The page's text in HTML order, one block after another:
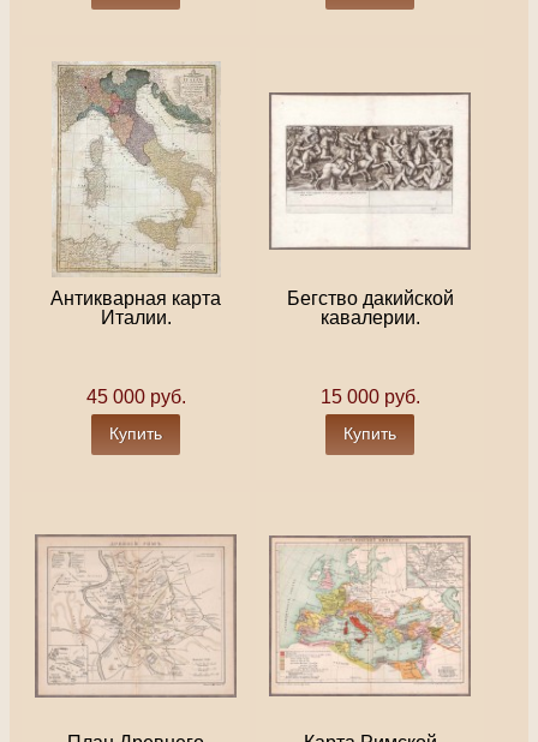
Антикварная карта
Италии.
45 000 руб.
Купить
Бегство дакийской
кавалерии.
15 000 руб.
Купить